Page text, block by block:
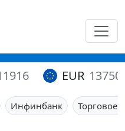
EUR 13750
Инфинбанк Торговое